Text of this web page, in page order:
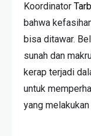
Koordinator
bahwa
bisa ditawar.
sunah dan
kerap terjadi
untuk
yang